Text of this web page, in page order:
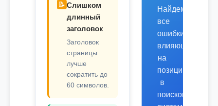
📝 Слишком
длинный
заголовок
Заголовок
страницы
лучше
сократить до
60 символов.
Найдем
все
ошибки,
влияющие
на
позиции
в
поисковых